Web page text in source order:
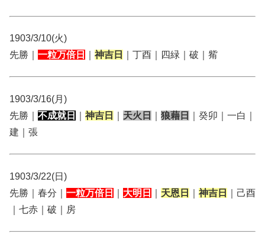
1903/3/10(火)
先勝｜ 一粒万倍日 神吉日 ｜丁酉｜四緑｜破｜觜
1903/3/16(月)
先勝｜ 不成就日 神吉日 天火日 狼藉日
｜癸卯｜一白｜
建｜張
1903/3/22(日)
先勝｜春分｜ 一粒万倍日 大明日 天恩日 神吉日
｜己酉
｜七赤｜破｜房